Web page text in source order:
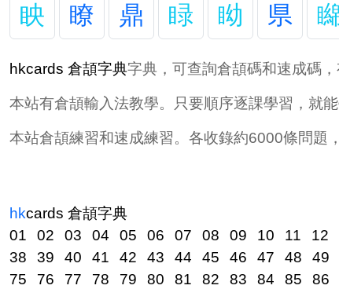
眏
瞭 鼎 睩 眑 県
hkcards 倉頡字典字典，可查詢倉頡碼和速成碼
本站有倉頡輸入法教學。只要順序逐課學習，就能
本站倉頡練習和速成練習。各收錄約6000條問題
hkcards 倉頡字典
01
02 03 04 05 06 07 08 09 10 11 12
38
39 40 41 42 43 44 45 46 47 48 49
75
76 77 78 79 80 81 82 83 84 85 86